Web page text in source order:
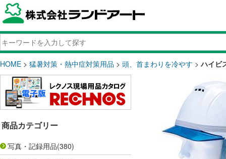
HOME > 猛暑対策・熱中症対策用品 > 頭、首まわりを冷やす >ハイビ
商品カテゴリー
写真・記録用品(380)